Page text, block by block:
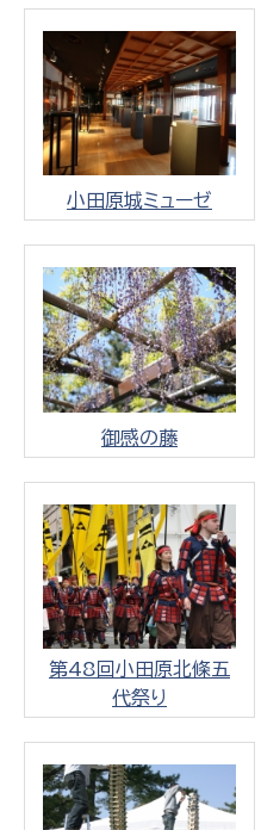
小田原城ミューゼ
御感の藤
第48回小田原北條五
代祭り